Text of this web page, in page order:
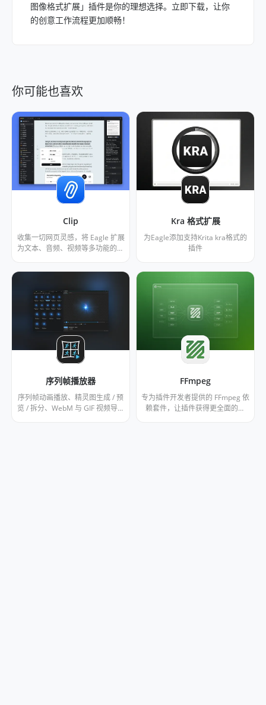
图像格式扩展」插件是你的理想选择。立即下载，让你
的创意工作流程更加顺畅！
你可能也喜欢
Clip
收集一切网页灵感，将 Eagle 扩展
为文本、音频、视频等多功能的阅
高亮等功能。已针对 X、小宇宙播
客、Spotify、Youtube 优化。
Kra 格式扩展
为Eagle添加支持Krita kra格式的
插件
序列帧播放器
序列帧动画播放、精灵图生成 / 预
览 / 拆分、WebM 与 GIF 视频导出
FFmpeg
专为插件开发者提供的 FFmpeg 依
赖套件，让插件获得更全面的图